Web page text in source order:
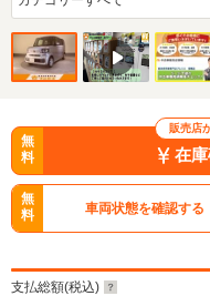
販売店
無
料
在
無
料
車両状態を確認する
支払総額(税込)